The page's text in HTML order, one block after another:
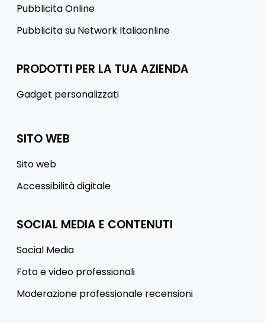
Pubblicita Online
Pubblicita su Network Italiaonline
PRODOTTI PER LA TUA AZIENDA
Gadget personalizzati
SITO WEB
Sito web
Accessibilità digitale
SOCIAL MEDIA E CONTENUTI
Social Media
Foto e video professionali
Moderazione professionale recensioni